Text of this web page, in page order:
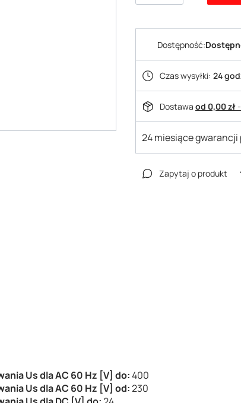
Dostępność:
Czas wysyłki: 24
Dostawa od 0,00 zł
24 miesiące
Zapytaj o produkt
Us dla AC 60 Hz [V] do:400
Us dla AC 60 Hz [V] od:230